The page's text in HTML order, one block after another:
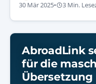
30 Mär 2025• 3 Min.
AbroadLink
für die
Übersetzung